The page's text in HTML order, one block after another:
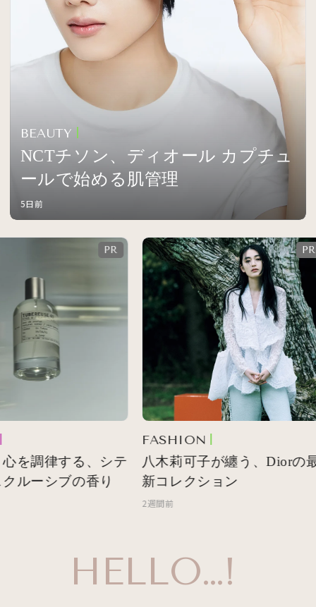
BEAUTY
NCTチソン、ディオール カプチュ
ールで始める肌管理
5日前
HELLO…!
調律する、シテ
ルーシブの香り
FASHION
八木莉可子が纏う、Diorの最
新コレクション
2週間前